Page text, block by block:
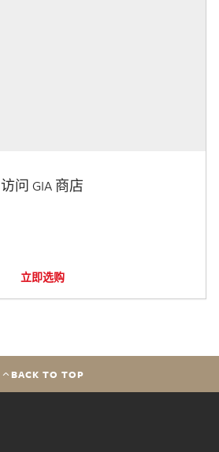
访问 GIA 商店
立即选购
BACK TO TOP